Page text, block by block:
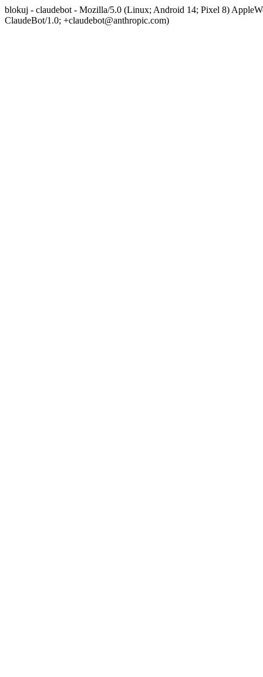
blokuj - claudebot - Mozilla/5.0 (Linux; Android 14; Pixel 8)
ClaudeBot/1.0; +claudebot@anthropic.com)